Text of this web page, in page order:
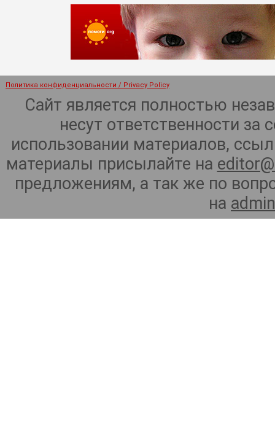
Политика конфиденциальности / Privacy Policy
Сайт является полностью
несут ответственности
использовании материалов,
материалы присылайте на
предложениям, а так же по
на